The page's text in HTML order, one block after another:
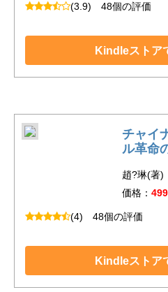
(3.9) 48個の評価
Kindleストア
チャイ
ル革命
趙?琳(著)
価格： 499
(4) 48個の評価
Kindleストア